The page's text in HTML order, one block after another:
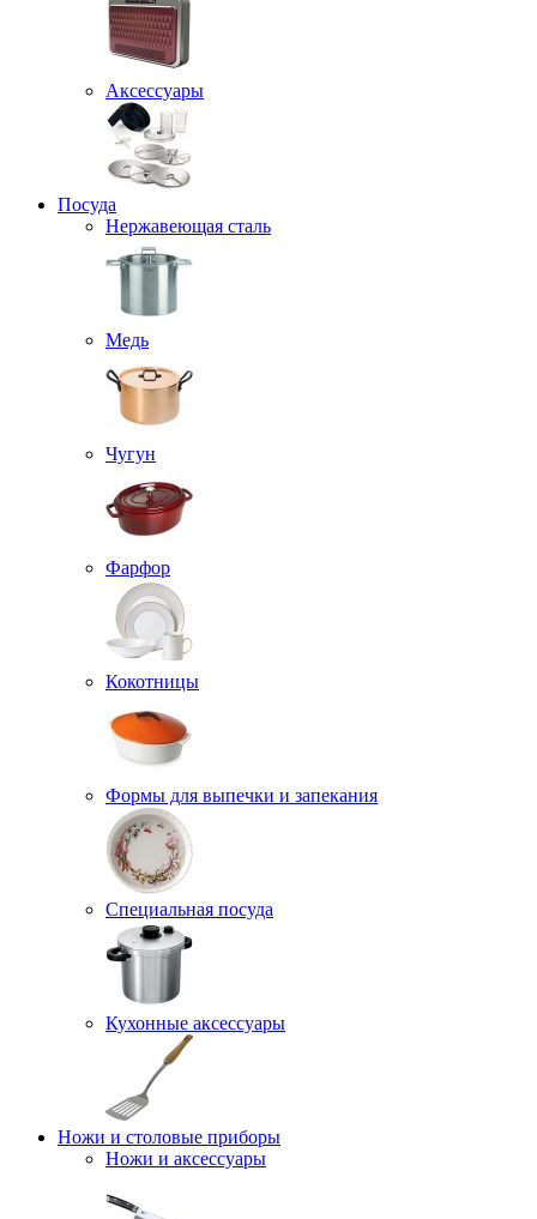
Аксессуары
Посуда
Нержавеющая сталь
Медь
Чугун
Фарфор
Кокотницы
Формы для выпечки и запекания
Специальная посуда
Кухонные аксессуары
Ножи и столовые приборы
Ножи и аксессуары